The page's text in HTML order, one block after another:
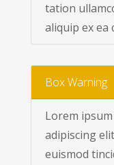
tation
aliquip ex ea
Box Warning
Lorem
adipiscing
euismod